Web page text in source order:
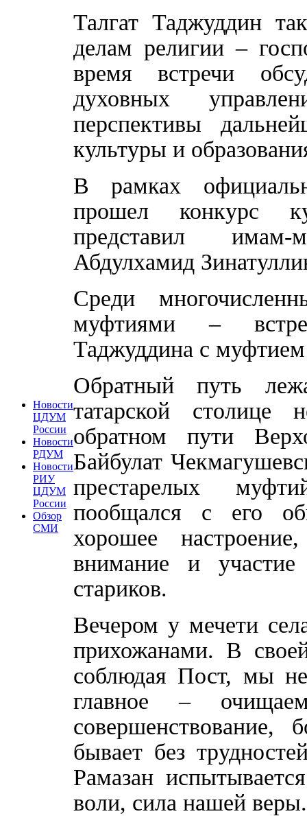
Новости
ЦДУМ
России
Новости
РДУМ
Новости
РИУ
ЦДУМ
России
Обзор
СМИ
Талгат Таджуддин
делам религии –
время встречи
духовных
перспективы
культуры и
В рамках
прошел конкурс
представил имам-
Абдулхамид
Среди
муфтиями –
Таджуддина с
Обратный путь
татарской столице
обратном пути
Байбулат
престарелых
пообщался с его
хорошее
внимание и
стариков.
Вечером у мечети
прихожанами. В
соблюдая Пост, мы
главное –
бывает без
Рамазан
воли, сила нашей веры.